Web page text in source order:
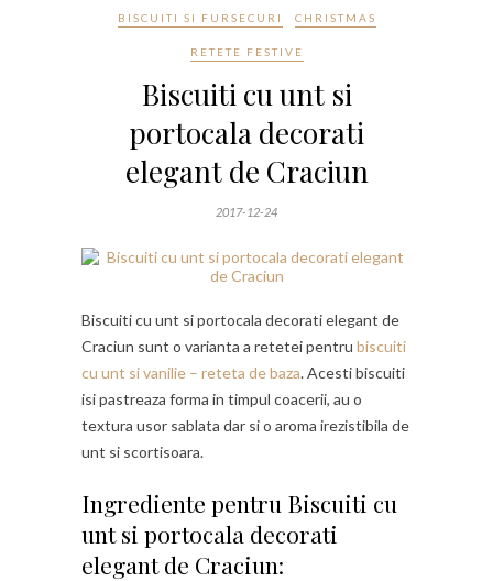
BISCUITI SI FURSECURI CHRISTMAS
RETETE FESTIVE
Biscuiti cu unt si
portocala decorati
elegant de Craciun
2017-12-24
Biscuiti cu unt si portocala decorati elegant de
Craciun sunt o varianta a retetei pentru biscuiti
cu unt si vanilie – reteta de baza. Acesti biscuiti
isi pastreaza forma in timpul coacerii, au o
textura usor sablata dar si o aroma irezistibila de
unt si scortisoara.
Ingrediente pentru Biscuiti cu
unt si portocala decorati
elegant de Craciun: